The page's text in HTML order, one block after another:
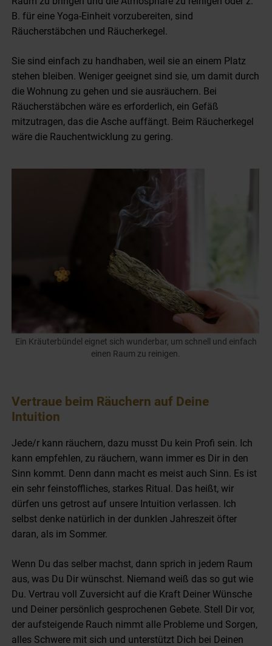
B. für eine Yoga-Einheit vorzubereiten, sind
Räucherstäbchen und Räucherkegel.
Sie sind einfach zu handhaben, weil sie an einem Platz
stehen bleiben. Weniger geeignet sind sie, um damit durch
die Wohnung zu gehen und sie ausräuchern. Bei
Räucherstäbchen wäre es erforderlich, ein Gefäß
mitzutragen, das die Asche auffängt. Beim Räucherkegel
wäre die Rauchentwicklung zu gering.
Ein Kräuterbündel eignet sich wunderbar, um schnell und einfach
einen Raum zu reinigen.
Vertraue beim Räuchern auf Deine
Intuition
Jede/r kann räuchern, dazu musst Du kein Profi sein. Ich
kann empfehlen, zu räuchern, wann immer es Dir in den
Sinn kommt. Denn dann macht es meist auch Sinn. Es ist
ein sehr feinstoffliches, starkes Ritual. Das heißt, wir
dürfen uns getrost auf unsere Intuition verlassen. Ich
selbst denke natürlich in der dunklen Jahreszeit öfter
daran, als im Sommer.
Wenn Du das selber machst, dann sprich in jedem Raum
aus, was Du Dir wünschst. Niemand weiß das so gut wie
Du. Vertrau voll Zuversicht auf die Kraft Deiner Wünsche
und Deiner persönlich gesprochenen Gebete. Stell Dir vor,
der aufsteigende Rauch nimmt alle Probleme und Sorgen,
alles Schwere mit sich und unterstützt Dich bei Deinen